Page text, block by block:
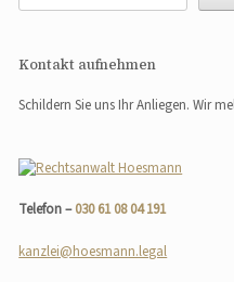
Kontakt aufnehmen
Schildern Sie uns Ihr Anliegen. Wir
Telefon –030 61 08 04 191
kanzlei@hoesmann.legal